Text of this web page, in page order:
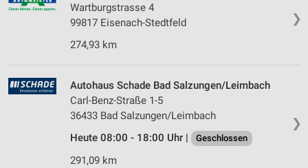
❯
Wartburgstrasse 4
99817 Eisenach-Stedtfeld
274,93 km
❯
Autohaus Schade Bad Salzungen/Leimbach
Carl-Benz-Straße 1-5
36433 Bad Salzungen/Leimbach
Heute 08:00 - 18:00 Uhr |
Geschlossen
291,09 km